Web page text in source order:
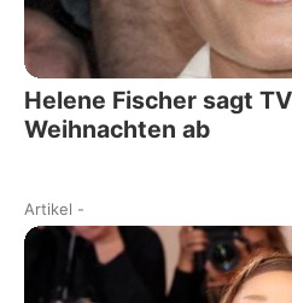
Helene Fischer sagt
Weihnachten ab
Artikel -